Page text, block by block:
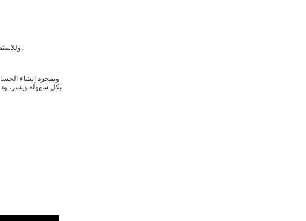
وللاستفادة من هذه الخدمات، يُرجى إنشاء حساب إلكتروني عبر الولوج إلى البوابة الإلكترونية التالية:
وبمجرد إنشاء